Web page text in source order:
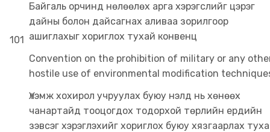
101
Байгаль орчинд нөлөөлөх арга хэрэгслийг цэрэг
дайны болон дайсагнах аливаа зорилгоор
ашиглахыг хориглох тухай конвенц
Convention on the prohibition of military or any
hostile use of environmental modification
Үлэмж хохирол учруулах буюу нэлд нь хөнөөх
чанартайд тооцогдох тодорхой төрлийн ердийн
зэвсэг хэрэглэхийг хориглох буюу хязгаарлах